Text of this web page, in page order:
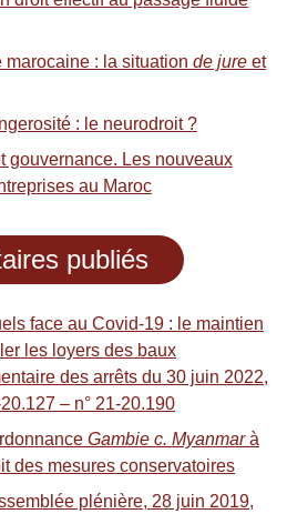
marocaine : la situation de jure et
: le neurodroit ?
gouvernance. Les nouveaux
au Maroc
publiés
face au Covid‑19 : le maintien
les loyers des baux
des arrêts du 30 juin 2022,
– n° 21‑20.190
Gambie c. Myanmarà
des mesures conservatoires
plénière, 28 juin 2019,